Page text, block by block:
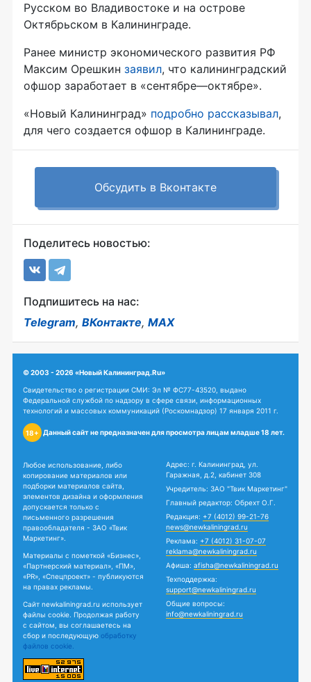
Русском во Владивостоке и на острове
Октябрьском в Калининграде.
Ранее министр экономического развития РФ
Максим Орешкин заявил, что калининградский
офшор заработает в «сентябре—октябре».
«Новый Калининград» подробно рассказывал,
для чего создается офшор в Калининграде.
Обсудить в Вконтакте
Поделитесь новостью:
Подпишитесь на нас:
Telegram, ВКонтакте, MAX
© 2003 - 2026 «Новый Калининград.Ru»
Свидетельство о регистрации СМИ: Эл № ФС77-43520, выдано
Федеральной службой по надзору в сфере связи, информационных
технологий и массовых коммуникаций (Роскомнадзор) 17 января 2011 г.
18+ Данный сайт не предназначен для просмотра лицам младше 18 лет.
Любое использование, либо
копирование материалов или
подборки материалов сайта,
элементов дизайна и оформления
допускается только с
письменного разрешения
правообладателя - ЗАО «Твик
Маркетинг».
Материалы с пометкой «Бизнес»,
«Партнерский материал», «ПМ»,
«PR», «Спецпроект» - публикуются
на правах рекламы.
Сайт newkaliningrad.ru использует
файлы cookie. Продолжая работу
с сайтом, вы соглашаетесь на
сбор и последующую обработку
файлов cookie.
Адрес: г. Калининград, ул.
Гаражная, д.2, кабинет 308
Учредитель: ЗАО "Твик Маркетинг"
Главный редактор: Обрехт О.Г.
Редакция: +7 (4012) 99-21-76
news@newkaliningrad.ru
Реклама: +7 (4012) 31-07-07
reklama@newkaliningrad.ru
Афиша: afisha@newkaliningrad.ru
Техподдержка:
support@newkaliningrad.ru
Общие вопросы:
info@newkaliningrad.ru